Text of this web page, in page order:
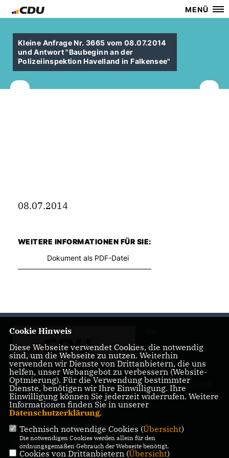
MENÜ
Kleine Anfrage Nr. 3665 vom 08.07.2014
und Antwort "Baubeginn an der
Polizeiinspektion Havelland in Falkensee"
08.07.2014
WEITERE INFORMATIONEN FÜR SIE:
Dokument als PDF-Datei
Landtagsabgeordnete Barbara Richstein präsentiert sich und
ihre politischen Ziele.
IMPRESSUM DATENSCHUTZ KONTAKT
Cookie Hinweis
Diese Webseite verwendet Cookies, die notwendig
sind, um die Webseite zu nutzen. Weiterhin
verwenden wir Dienste von Drittanbietern, die uns
helfen, unser Webangebot zu verbessern (Website-
Optmierung). Für die Verwendung bestimmter
Dienste, benötigen wir Ihre Einwilligung. Ihre
Einwilligung können Sie jederzeit widerrufen. Weitere
Informationen finden Sie in unserer
Datenschutzerklärung.
Technisch notwendige Cookies (Übersicht)
Die notwendigen Cookies werden allein für den
ordnungsgemäßen Gebrauch der Webseite benötigt.
Cookies von Drittanbietern (Übersicht)